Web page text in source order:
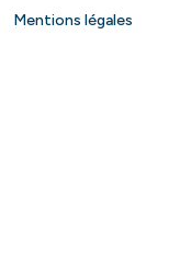
Mentions légales